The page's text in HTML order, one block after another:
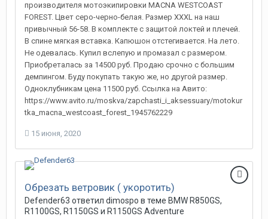
производителя мотоэкипировки MACNA WESTCOAST
FOREST. Цвет серо-черно-белая. Размер XXXL на наш
привычный 56-58. В комплекте с защитой локтей и плечей.
В спине мягкая вставка. Капюшон отстегивается. На лето.
Не одевалась. Купил вслепую и промазал с размером.
Приобреталась за 14500 руб. Продаю срочно с большим
демпингом. Буду покупать такую же, но другой размер.
Одноклубникам цена 11500 руб. Ссылка на Авито:
https://www.avito.ru/moskva/zapchasti_i_aksessuary/motokur
tka_macna_westcoast_forest_1945762229
15 июня, 2020
Обрезать ветровик ( укоротить)
Defender63 ответил dimospo в теме BMW R850GS,
R1100GS, R1150GS и R1150GS Adventure